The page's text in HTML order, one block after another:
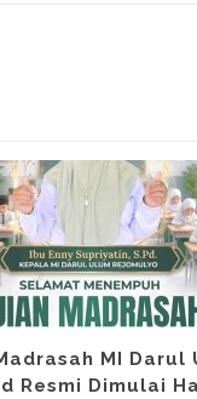
MI Darul
Resmi Dimulai